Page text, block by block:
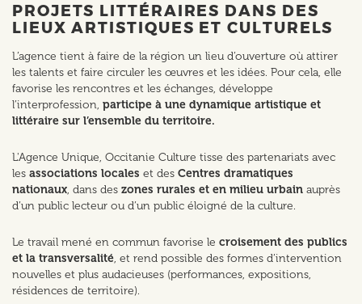
PROJETS LITTÉRAIRES DANS DES
LIEUX ARTISTIQUES ET CULTURELS
L’agence tient à faire de la région un lieu d’ouverture où attirer
les talents et faire circuler les œuvres et les idées. Pour cela, elle
favorise les rencontres et les échanges, développe
l’interprofession, participe à une dynamique artistique et
littéraire sur l’ensemble du territoire.
L'Agence Unique, Occitanie Culture tisse des partenariats avec
les associations locales et des Centres dramatiques
nationaux, dans des zones rurales et en milieu urbain auprès
d’un public lecteur ou d’un public éloigné de la culture.
Le travail mené en commun favorise le croisement des publics
et la transversalité, et rend possible des formes d’intervention
nouvelles et plus audacieuses (performances, expositions,
résidences de territoire).